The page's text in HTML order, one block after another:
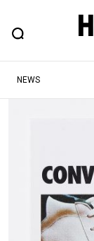
ヒップなフ
#NEW
#路地裏て
NEWS